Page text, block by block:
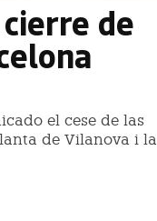
de
el cese de las
de Vilanova i la